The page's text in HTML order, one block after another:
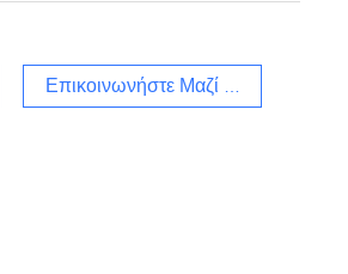
Επικοινωνήστε Μαζί Μας